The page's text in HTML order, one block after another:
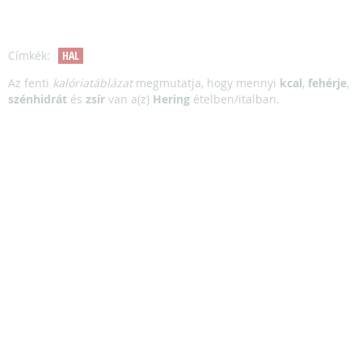
Címkék:
HAL
Az fenti kalóriatáblázatmegmutatja, hogy mennyi kcal, fehérje,
szénhidrát és zsír van a(z) Hering ételben/italban.